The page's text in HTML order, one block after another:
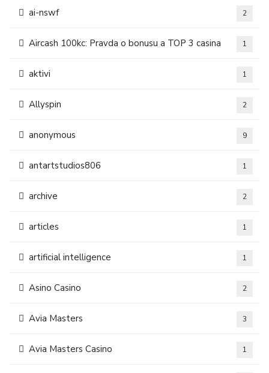
ai-nswf 2
Aircash 100kc: Pravda o bonusu a TOP 3 casina 1
aktivi 1
Allyspin 2
anonymous 9
antartstudios806 1
archive 2
articles 1
artificial intelligence 1
Asino Casino 2
Avia Masters 3
Avia Masters Casino 1